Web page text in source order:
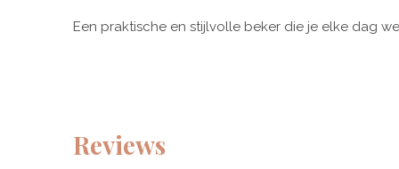
Een praktische en stijlvolle beker die je elke dag
Reviews